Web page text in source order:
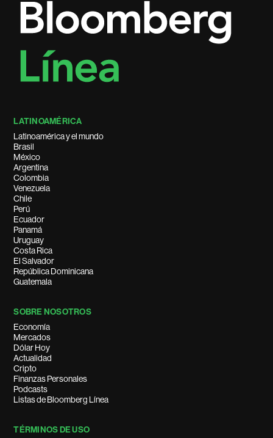
LATINOAMÉRICA
Latinoamérica y el mundo
Brasil
México
Argentina
Colombia
Venezuela
Chile
Perú
Ecuador
Panamá
Uruguay
Costa Rica
El Salvador
República Dominicana
Guatemala
SOBRE NOSOTROS
Economía
Mercados
Dólar Hoy
Actualidad
Cripto
Finanzas Personales
Podcasts
Listas de Bloomberg Línea
TÉRMINOS DE USO